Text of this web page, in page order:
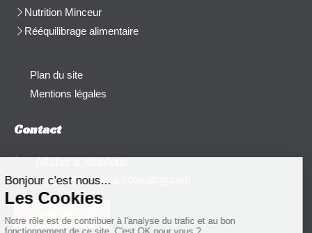
Nutrition Minceur
Rééquilibrage alimentaire
Plan du site
Mentions légales
Contact
Afficher le téléphone
cblanchard@beep-consulting.com